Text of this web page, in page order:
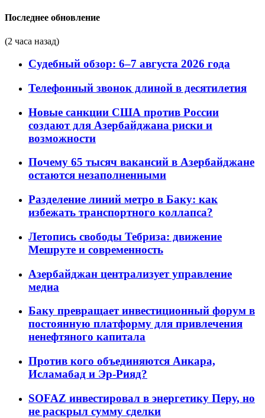
Последнее обновление
(2 часа назад)
Судебный обзор: 6–7 августа 2026 года
Телефонный звонок длиной в десятилетия
Новые санкции США против России
создают для Азербайджана риски и
возможности
Почему 65 тысяч вакансий в Азербайджане
остаются незаполненными
Разделение линий метро в Баку: как
избежать транспортного коллапса?
Летопись свободы Тебриза: движение
Мешруте и современность
Азербайджан централизует управление
медиа
Баку превращает инвестиционный форум в
постоянную платформу для привлечения
ненефтяного капитала
Против кого объединяются Анкара,
Исламабад и Эр-Рияд?
SOFAZ инвестировал в энергетику Перу, но
не раскрыл сумму сделки